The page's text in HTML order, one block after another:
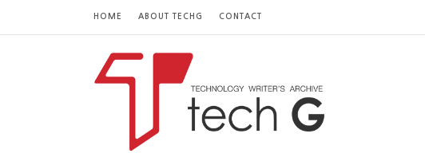
HOME ABOUT TECHG CONTACT